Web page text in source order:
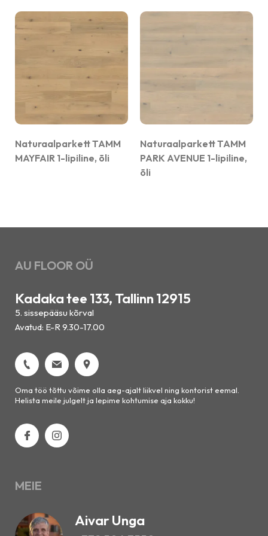
Naturaalparkett TAMM
MAYFAIR 1-lipiline, õli
Naturaalparkett TAMM
PARK AVENUE 1-lipiline,
õli
AU FLOOR OÜ
Kadaka tee 133, Tallinn 12915
5. sissepääsu kõrval
Avatud: E-R 9.30-17.00
Oma töö tõttu võime olla aeg-ajalt liikvel ning kontorist eemal.
Helista meile julgelt ja lepime kohtumise aja kokku!
MEIE
Aivar Unga